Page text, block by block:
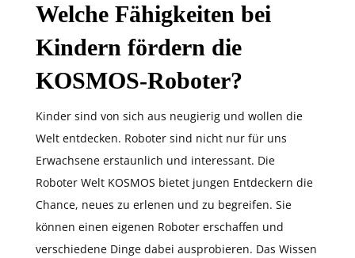
Welche Fähigkeiten bei
Kindern fördern die
KOSMOS-Roboter?
Kinder sind von sich aus neugierig und wollen die
Welt entdecken. Roboter sind nicht nur für uns
Erwachsene erstaunlich und interessant. Die
Roboter Welt KOSMOS bietet jungen Entdeckern die
Chance, neues zu erlenen und zu begreifen. Sie
können einen eigenen Roboter erschaffen und
verschiedene Dinge dabei ausprobieren. Das Wissen